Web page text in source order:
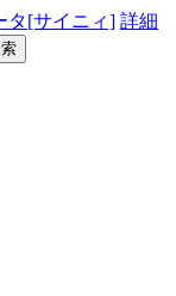
タ[サイニィ] 詳細